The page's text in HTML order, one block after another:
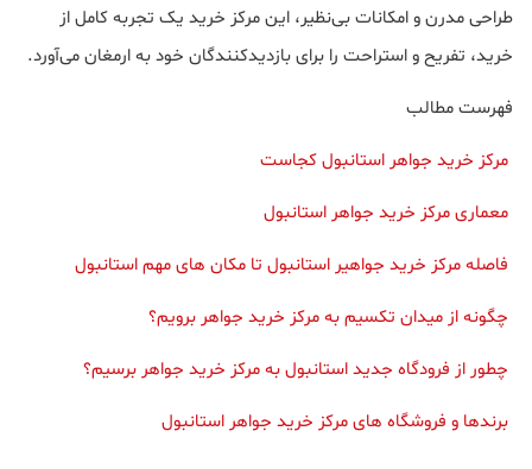
طراحی مدرن و امکانات بی‌نظیر، این مرکز خرید یک تجربه کامل از
خرید، تفریح و استراحت را برای بازدیدکنندگان خود به ارمغان می‌آورد.
فهرست مطالب
مرکز خرید جواهر استانبول کجاست
معماری مرکز خرید جواهر استانبول
فاصله مرکز خرید جواهیر استانبول تا مکان های مهم استانبول
چگونه از میدان تکسیم به مرکز خرید جواهر برویم؟
چطور از فرودگاه جدید استانبول به مرکز خرید جواهر برسیم؟
برندها و فروشگاه های مرکز خرید جواهر استانبول